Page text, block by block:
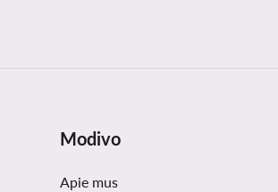
Modivo
Apie mus